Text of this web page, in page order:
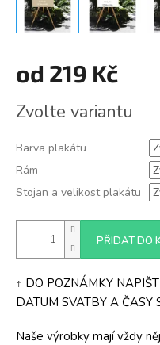
od 219 Kč
cena:
Zvolte variantu
Barva plakátu
Rám
Stojan a velikost plakátu
PŘIDAT DO
↑ DO POZNÁMKY
DATUM SVATBY A ČASY
Naše výrobky mají vždy